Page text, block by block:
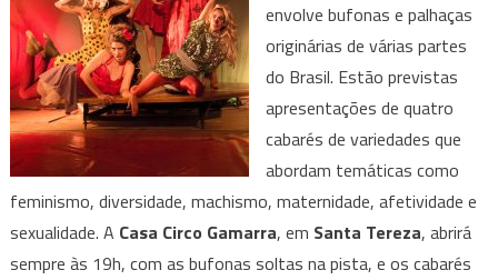
envolve bufonas e palhaças
originárias de várias partes
do Brasil. Estão previstas
apresentações de quatro
cabarés de variedades que
abordam temáticas como
feminismo, diversidade, machismo, maternidade, afetividade e
sexualidade. A Casa Circo Gamarra, em Santa Tereza, abrirá
sempre às 19h, com as bufonas soltas na pista, e os cabarés